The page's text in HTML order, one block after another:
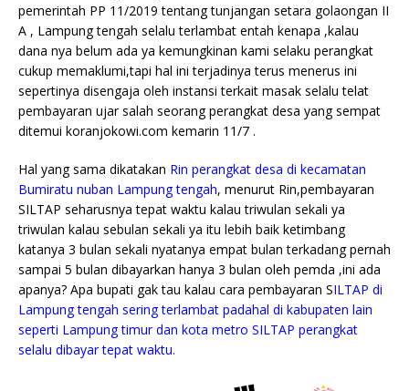
pemerintah PP 11/2019 tentang tunjangan setara golaongan II
A , Lampung tengah selalu terlambat entah kenapa ,kalau
dana nya belum ada ya kemungkinan kami selaku perangkat
cukup memaklumi,tapi hal ini terjadinya terus menerus ini
sepertinya disengaja oleh instansi terkait masak selalu telat
pembayaran ujar salah seorang perangkat desa yang sempat
ditemui koranjokowi.com kemarin 11/7 .
Hal yang sama dikatakan Rin perangkat desa di kecamatan
Bumiratu nuban Lampung tengah, menurut Rin,pembayaran
SILTAP seharusnya tepat waktu kalau triwulan sekali ya
triwulan kalau sebulan sekali ya itu lebih baik ketimbang
katanya 3 bulan sekali nyatanya empat bulan terkadang pernah
sampai 5 bulan dibayarkan hanya 3 bulan oleh pemda ,ini ada
apanya? Apa bupati gak tau kalau cara pembayaran SILTAP di
Lampung tengah sering terlambat padahal di kabupaten lain
seperti Lampung timur dan kota metro SILTAP perangkat
selalu dibayar tepat waktu.